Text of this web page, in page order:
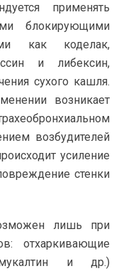
применять
блокирующими
как коделак,
и либексин,
сухого кашля.
возникает
возбудителей
усиление
стенки
лишь при
отхаркивающие
и др.)